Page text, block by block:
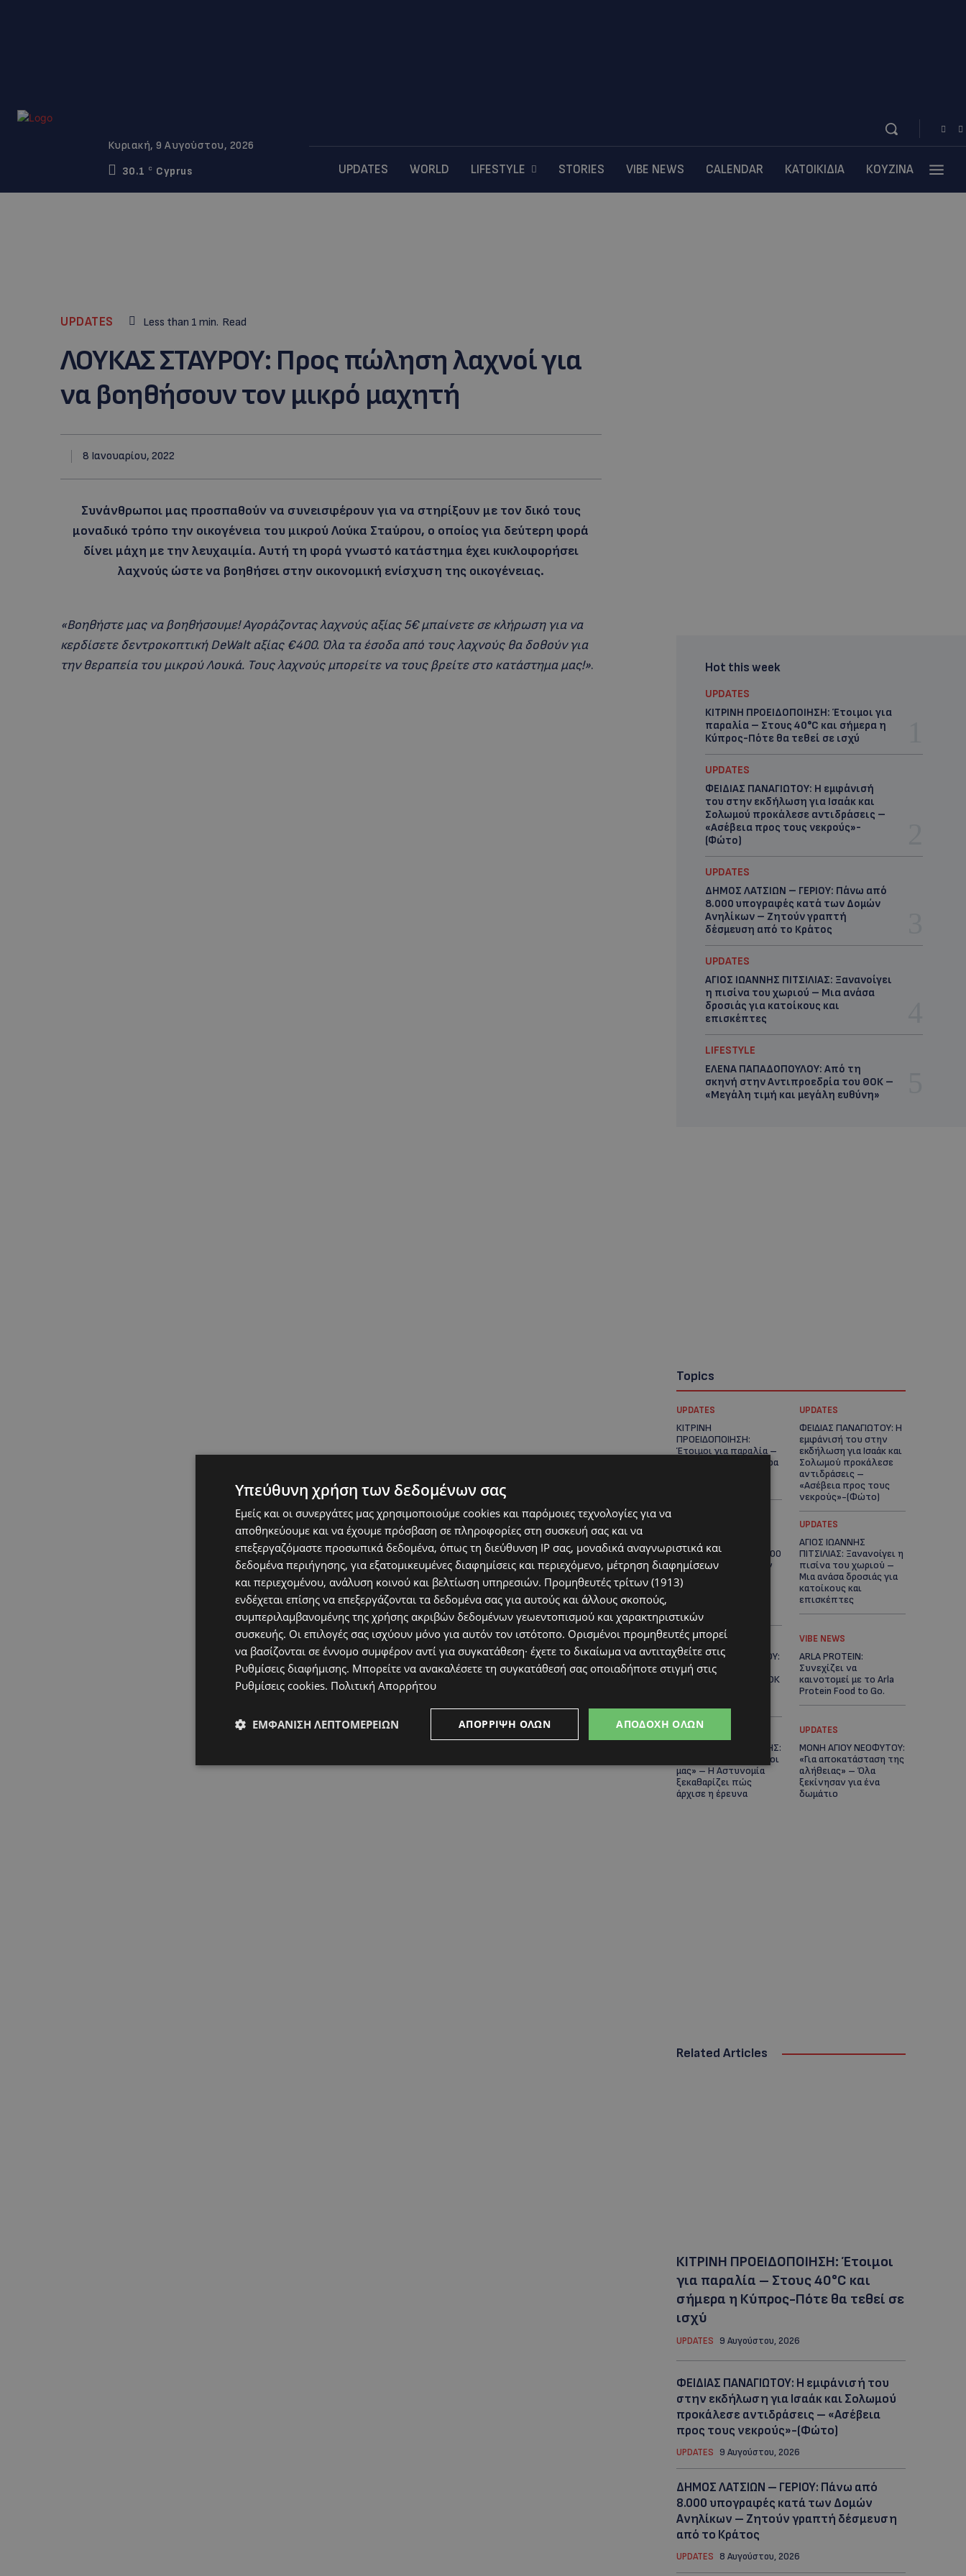
Κυριακή, 9 Αυγούστου, 2026
30.1
C Cyprus UPDATES WORLD LIFESTYLE STORIES VIBE NEWS CALENDAR ΚΑΤΟΙΚΙΔΙΑ ΚΟΥΖΙΝΑ
UPDATES Less than 1 min. Read
ΛΟΥΚΑΣ ΣΤΑΥΡΟΥ: Προς πώληση λαχνοί για
να βοηθήσουν τον μικρό μαχητή
8 Ιανουαρίου, 2022
Συνάνθρωποι μας προσπαθούν να συνεισφέρουν για να στηρίξουν με τον δικό τους
μοναδικό τρόπο την οικογένεια του μικρού Λούκα Σταύρου, ο οποίος για δεύτερη φορά
δίνει μάχη με την λευχαιμία. Αυτή τη φορά γνωστό κατάστημα έχει κυκλοφορήσει
λαχνούς ώστε να βοηθήσει στην οικονομική ενίσχυση της οικογένειας.
«Βοηθήστε μας να βοηθήσουμε! Αγοράζοντας λαχνούς αξίας 5€ μπαίνετε σε κλήρωση για να
κερδίσετε δεντροκοπτική DeWalt αξίας €400. Όλα τα έσοδα από τους λαχνούς θα δοθούν για
την θεραπεία του μικρού Λουκά. Τους λαχνούς μπορείτε να τους βρείτε στο κατάστημα μας!». Hot this week
UPDATES
ΚΙΤΡΙΝΗ ΠΡΟΕΙΔΟΠΟΙΗΣΗ: Έτοιμοι για
παραλία – Στους 40°C και σήμερα η
Κύπρος-Πότε θα τεθεί σε ισχύ
UPDATES
ΦΕΙΔΙΑΣ ΠΑΝΑΓΙΩΤΟΥ: Η εμφάνισή
του στην εκδήλωση για Ισαάκ και
Σολωμού προκάλεσε αντιδράσεις –
«Ασέβεια προς τους νεκρούς»-
(Φώτο)
UPDATES
ΔΗΜΟΣ ΛΑΤΣΙΩΝ – ΓΕΡΙΟΥ: Πάνω από
8.000 υπογραφές κατά των Δομών
Ανηλίκων – Ζητούν γραπτή
δέσμευση από το Κράτος
UPDATES
ΑΓΙΟΣ ΙΩΑΝΝΗΣ ΠΙΤΣΙΛΙΑΣ: Ξανανοίγει
η πισίνα του χωριού – Μια ανάσα
δροσιάς για κατοίκους και
επισκέπτες
LIFESTYLE
ΕΛΕΝΑ ΠΑΠΑΔΟΠΟΥΛΟΥ: Από τη
σκηνή στην Αντιπροεδρία του ΘΟΚ –
«Μεγάλη τιμή και μεγάλη ευθύνη»
Topics
UPDATES
ΚΙΤΡΙΝΗ
ΠΡΟΕΙΔΟΠΟΙΗΣΗ:
Έτοιμοι για παραλία –
Στους 40°C και σήμερα
UPDATES
ΦΕΙΔΙΑΣ ΠΑΝΑΓΙΩΤΟΥ: Η
εμφάνισή του στην
εκδήλωση για Ισαάκ και
Σολωμού προκάλεσε
αντιδράσεις –
«Ασέβεια προς τους
νεκρούς»-(Φώτο)
ΔΗΜΟΣ ΛΑΤΣΙΩΝ –
ΓΕΡΙΟΥ: Πάνω από 8.000
υπογραφές κατά των
Δομών Ανηλίκων –
Ζητούν γραπτή
Κράτος
UPDATES
ΑΓΙΟΣ ΙΩΑΝΝΗΣ
ΠΙΤΣΙΛΙΑΣ: Ξανανοίγει η
πισίνα του χωριού –
Μια ανάσα δροσιάς για
κατοίκους και
επισκέπτες
LIFESTYLE
ΕΛΕΝΑ ΠΑΠΑΔΟΠΟΥΛΟΥ:
Από τη σκηνή στην
Αντιπροεδρία του ΘΟΚ
VIBE NEWS
ARLA PROTEIN:
Συνεχίζει να
καινοτομεί με το Arla
Protein Food to Go.
UPDATES
ΜΑΚΑΡΙΟΣ ΔΡΟΥΣΙΩΤΗΣ:
«Δεν ξεκινήσαμε μόνοι
μας» – Η Αστυνομία
ξεκαθαρίζει πώς
άρχισε η έρευνα
UPDATES
ΜΟΝΗ ΑΓΙΟΥ ΝΕΟΦΥΤΟΥ:
«Για αποκατάσταση της
αλήθειας» – Όλα
ξεκίνησαν για ένα
δωμάτιο
Related Articles
ΚΙΤΡΙΝΗ ΠΡΟΕΙΔΟΠΟΙΗΣΗ: Έτοιμοι
για παραλία – Στους 40°C και
σήμερα η Κύπρος-Πότε θα τεθεί σε
ισχύ
UPDATES 9 Αυγούστου, 2026
ΦΕΙΔΙΑΣ ΠΑΝΑΓΙΩΤΟΥ: Η εμφάνισή του
στην εκδήλωση για Ισαάκ και Σολωμού
προκάλεσε αντιδράσεις – «Ασέβεια
προς τους νεκρούς»-(Φώτο)
UPDATES 9 Αυγούστου, 2026
ΔΗΜΟΣ ΛΑΤΣΙΩΝ – ΓΕΡΙΟΥ: Πάνω από
8.000 υπογραφές κατά των Δομών
Ανηλίκων – Ζητούν γραπτή δέσμευση
από το Κράτος
UPDATES 8 Αυγούστου, 2026
Υπεύθυνη χρήση των δεδομένων σας
Εμείς και οι συνεργάτες μας χρησιμοποιούμε cookies και παρόμοιες τεχνολογίες για να
αποθηκεύουμε και να έχουμε πρόσβαση σε πληροφορίες στη συσκευή σας και να
επεξεργαζόμαστε προσωπικά δεδομένα, όπως τη διεύθυνση IP σας, μοναδικά αναγνωριστικά και
δεδομένα περιήγησης, για εξατομικευμένες διαφημίσεις και περιεχόμενο, μέτρηση διαφημίσεων
και περιεχομένου, ανάλυση κοινού και βελτίωση υπηρεσιών. Προμηθευτές τρίτων (1913)
ενδέχεται επίσης να επεξεργάζονται τα δεδομένα σας για αυτούς και άλλους σκοπούς,
συμπεριλαμβανομένης της χρήσης ακριβών δεδομένων γεωεντοπισμού και χαρακτηριστικών
συσκευής. Οι επιλογές σας ισχύουν μόνο για αυτόν τον ιστότοπο. Ορισμένοι προμηθευτές μπορεί
να βασίζονται σε έννομο συμφέρον αντί για συγκατάθεση· έχετε το δικαίωμα να αντιταχθείτε στις
Ρυθμίσεις διαφήμισης. Μπορείτε να ανακαλέσετε τη συγκατάθεσή σας οποιαδήποτε στιγμή στις
Ρυθμίσεις cookies. Πολιτική Απορρήτου
ΑΠΟΔΟΧΉ ΌΛΩΝ
ΑΠΌΡΡΙΨΗ ΌΛΩΝ
ΕΜΦΆΝΙΣΗ ΛΕΠΤΟΜΕΡΕΙΏΝ